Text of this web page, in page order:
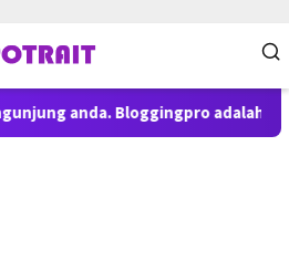
anda. Bloggingpro adalah